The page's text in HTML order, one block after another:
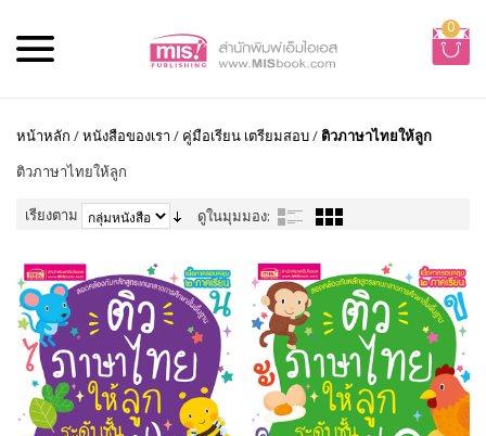
0
หน้าหลัก /หนังสือของเรา / คู่มือเรียน เตรียมสอบ/ ติวภาษาไทยให้ลูก
ติวภาษาไทยให้ลูก
เรียงตาม ดูในมุมมอง: